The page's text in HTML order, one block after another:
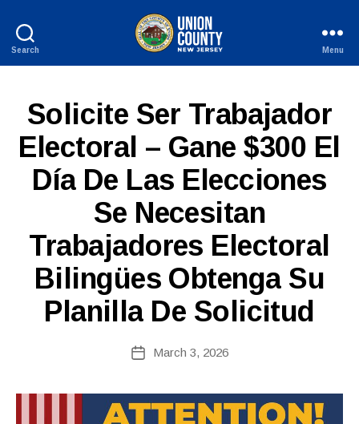
Search
New
Jersey
Menu
Categories
Solicite Ser Trabajador
Electoral – Gane $300 El
Día De Las Elecciones
Se Necesitan
Trabajadores Electoral
Bilingües Obtenga Su
Planilla De Solicitud
author
B
y
c
o
ri
r
e
PostMarch 3, 2026